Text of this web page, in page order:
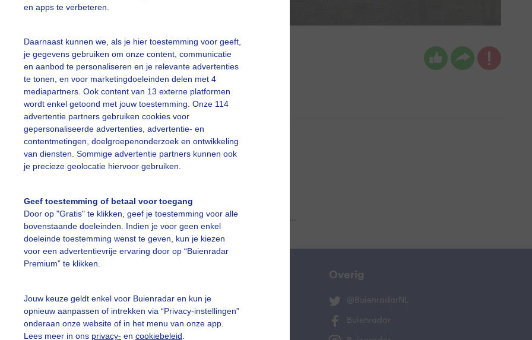
en apps te verbeteren.
Daarnaast kunnen we, als je hier toestemming voor geeft,
je gegevens gebruiken om onze content, communicatie
en aanbod te personaliseren en je relevante advertenties
te tonen, en voor marketingdoeleinden delen met 4
mediapartners. Ook content van 13 externe platformen
wordt enkel getoond met jouw toestemming. Onze 114
advertentie partners gebruiken cookies voor
gepersonaliseerde advertenties, advertentie- en
contentmetingen, doelgroepenonderzoek en ontwikkeling
van diensten. Sommige advertentie partners kunnen ook
je precieze geolocatie hiervoor gebruiken.
Geef toestemming of betaal voor toegang
Door op "Gratis" te klikken, geef je toestemming voor alle
bovenstaande doeleinden. Indien je voor geen enkel
doeleinde toestemming wenst te geven, kun je kiezen
voor een advertentievrije ervaring door op “Buienradar
Premium” te klikken.
Jouw keuze geldt enkel voor Buienradar en kun je
opnieuw aanpassen of intrekken via “Privacy-instellingen”
onderaan onze website of in het menu van onze app.
Lees meer in ons privacy- en cookiebeleid
Ger Zandbergen
Wolken Zonsondergang
slideshow
Een moment geduld aub...
vragen
De Bilt
Overig
@BuienradarNL
Buienradar